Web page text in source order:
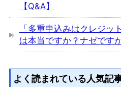
【Q&A】
「多重申込みはクレジッ
は本当ですか？ナゼです
よく読まれている人気記